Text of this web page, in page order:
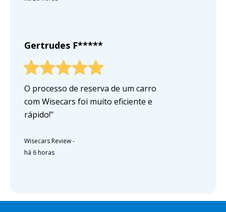
Gertrudes F*****
O processo de reserva de um carro
com Wisecars foi muito eficiente e
rápido!"
Wisecars Review-
há 6 horas